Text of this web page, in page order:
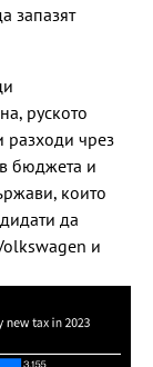
запазят
руското
разходи чрез
бюджета и
които
да
и